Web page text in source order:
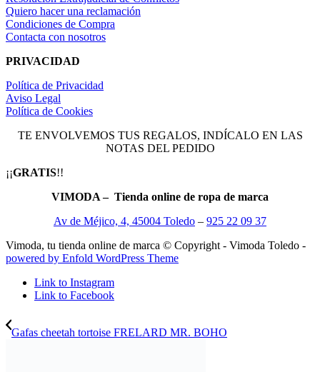
Quiero hacer una reclamación
Condiciones de Compra
Contacta con nosotros
PRIVACIDAD
Política de Privacidad
Aviso Legal
Política de Cookies
TE ENVOLVEMOS TUS REGALOS, INDÍCALO EN LAS
NOTAS DEL PEDIDO
¡¡GRATIS!!
VIMODA – Tienda online de ropa de marca
Av de Méjico, 4, 45004 Toledo – 925 22 09 37
Vimoda, tu tienda online de marca © Copyright - Vimoda Toledo -
powered by Enfold WordPress Theme
Link to Instagram
Link to Facebook
Gafas cheetah tortoise FRELARD MR. BOHO